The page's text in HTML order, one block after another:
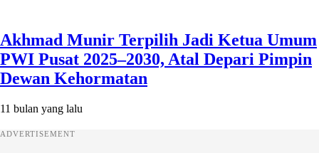
Akhmad Munir Terpilih Jadi Ketua Umum
PWI Pusat 2025–2030, Atal Depari Pimpin
Dewan Kehormatan
11 bulan yang lalu
ADVERTISEMENT